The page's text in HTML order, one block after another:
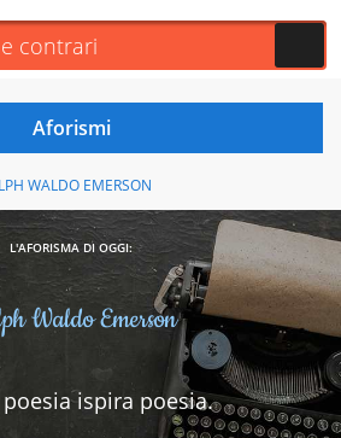
WALDO EMERSON
L'AFORISMA DI OGGI:
Waldo Emerson
ispira poesia.